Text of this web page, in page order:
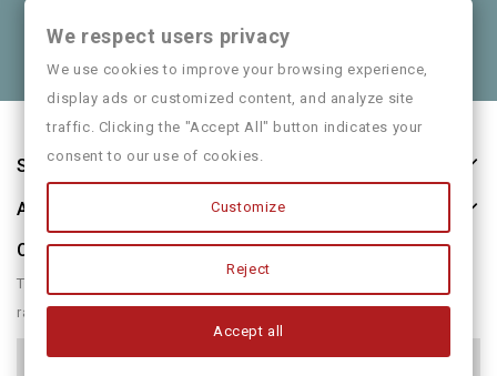
Θα χαρούμε να τα πούμε και από κοντά
Store Information
About Us
Our Newsletter
There are many variations of passages of form humour or
randomised
We respect users privacy
We use cookies to improve your browsing experience,
display ads or customized content, and analyze site
traffic. Clicking the "Accept All" button indicates your
consent to our use of cookies.
Customize
Reject
Accept all